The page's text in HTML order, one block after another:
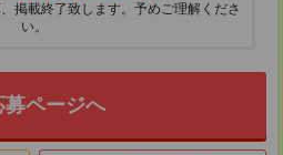
掲載終了致します。予めご理解くださ
い。
募ページへ